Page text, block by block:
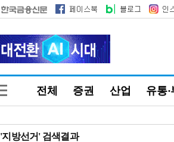
전체 증권 산업 유통
'지방선거' 검색결과